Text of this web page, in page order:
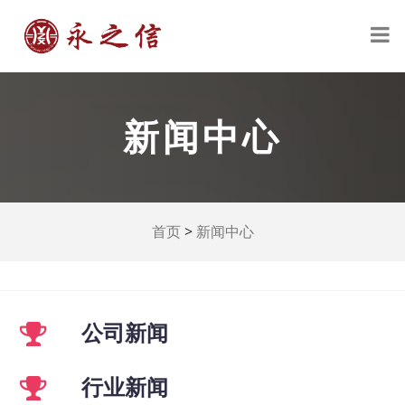
新闻中心
首页> 新闻中心
公司新闻
行业新闻